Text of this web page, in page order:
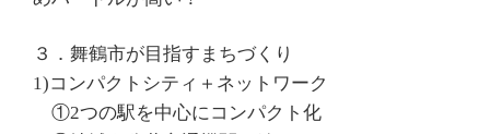
３．舞鶴市が目指すまちづくり
1)コンパクトシティ＋ネットワーク
①2つの駅を中心にコンパクト化